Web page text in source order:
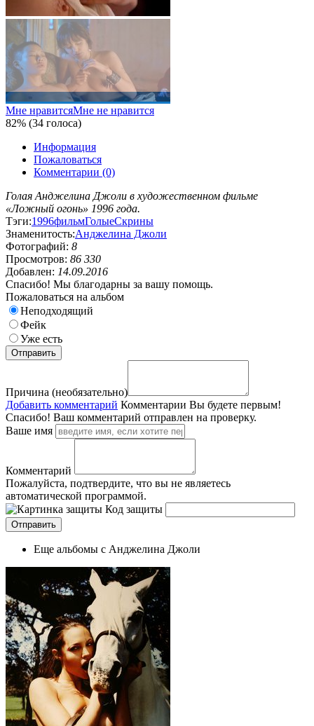
Мне нравитсяМне не нравится
82% (34 голоса)
Информация
Пожаловаться
Комментарии (0)
Голая Анджелина Джоли в художественном фильме
«Ложный огонь» 1996 года.
Тэги:1996фильмГолыеСкрины
Знаменитость:Анджелина Джоли
Фотографий: 8
Просмотров: 86 330
Добавлен: 14.09.2016
Спасибо! Мы благодарны за вашу помощь.
Пожаловаться на альбом
Неподходящий
Фейк
Уже есть
Причина (необязательно)
Добавить комментарий Комментарии Вы будете первым!
Спасибо! Ваш комментарий отправлен на проверку.
Ваше имя
Комментарий
Пожалуйста, подтвердите, что вы не являетесь
автоматической программой.
Код защиты
Еще альбомы с Анджелина Джоли